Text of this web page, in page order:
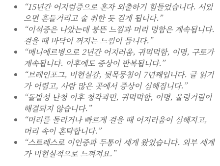
“15년간 어지럼증으로 혼자 외출하기 힘들었습니다. 서있
으면 흔들거리고 술 취한 듯 걷게 됩니다.”
“이석증은 나았는데 붕뜬 느낌과 머리 멍함은 계속됩니다.
걸을 때 바닥이 꺼지는 느낌이 듭니다.”
“메니에르병으로 2년간 어지러움, 귀먹먹함, 이명, 구토가
계속됩니다. 이후에도 증상이 반복됩니다.”
“브레인포그, 비현실감, 뒷목뭉침이 7년째입니다. 글 읽기
가 어렵고, 사람 많은 곳에서 증상이 심해집니다.”
“돌발성 난청 이후 청각과민, 귀먹먹함, 이명, 울렁거림이
해결되지 않습니다.”
“머리를 돌리거나 빠르게 걸을 때 어지러움이 심해지고,
머리 속이 혼탁합니다.”
“스트레스로 이인증과 두통이 세게 왔었습니다. 외부 세계
가 비현실적으로 느껴져요.”